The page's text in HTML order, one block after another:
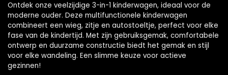
Ontdek onze veelzijdige 3-in-1 kinderwagen, ideaal voor de
moderne ouder. Deze multifunctionele kinderwagen
combineert een wieg, zitje en autostoeltje, perfect voor elke
fase van de kindertijd. Met zijn gebruiksgemak, comfortabele
ontwerp en duurzame constructie biedt het gemak en stijl
voor elke wandeling. Een slimme keuze voor actieve
gezinnen!